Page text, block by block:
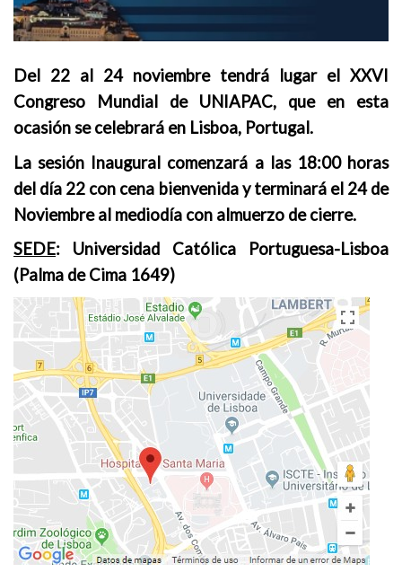
Del 22 al 24noviembre tendrá lugar el XXVI
Congreso Mundial de UNIAPAC, que en esta
ocasión se celebrará en Lisboa, Portugal.
La sesión Inaugural comenzará a las 18:00 horas
del día 22 con cena bienvenida y terminará el 24 de
Noviembre al mediodía con almuerzo de cierre.
SEDE: Universidad Católica Portuguesa-Lisboa
(Palma de Cima 1649)